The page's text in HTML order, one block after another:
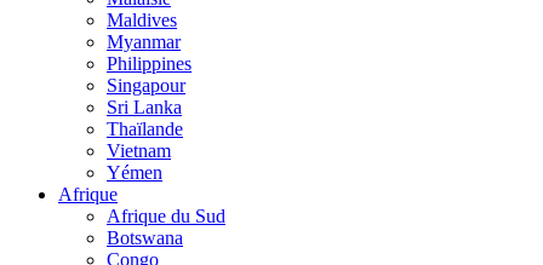
Maldives
Myanmar
Philippines
Singapour
Sri Lanka
Thaïlande
Vietnam
Yémen
Afrique
Afrique du Sud
Botswana
Congo